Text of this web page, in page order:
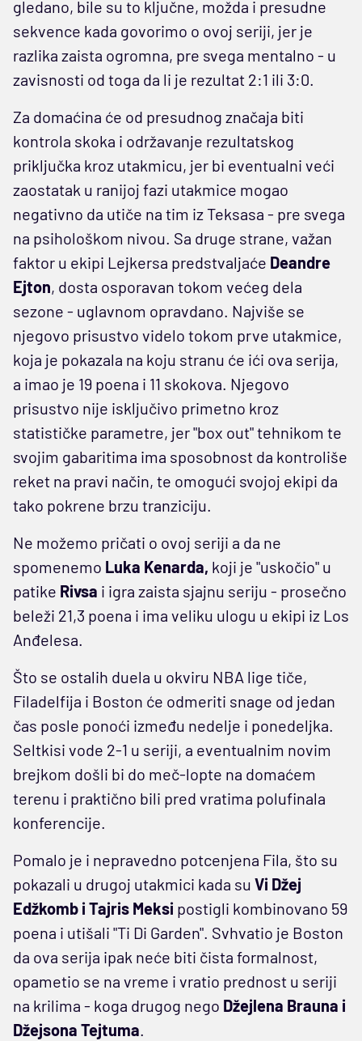
gledano, bile su to ključne, možda i presudne
sekvence kada govorimo o ovoj seriji, jer je
razlika zaista ogromna, pre svega mentalno - u
zavisnosti od toga da li je rezultat 2:1 ili 3:0.
Za domaćina će od presudnog značaja biti
kontrola skoka i održavanje rezultatskog
priključka kroz utakmicu, jer bi eventualni veći
zaostatak u ranijoj fazi utakmice mogao
negativno da utiče na tim iz Teksasa - pre svega
na psihološkom nivou. Sa druge strane, važan
faktor u ekipi Lejkersa predstvaljaće Deandre
Ejton, dosta osporavan tokom većeg dela
sezone - uglavnom opravdano. Najviše se
njegovo prisustvo videlo tokom prve utakmice,
koja je pokazala na koju stranu će ići ova serija,
a imao je 19 poena i 11 skokova. Njegovo
prisustvo nije isključivo primetno kroz
statističke parametre, jer "box out" tehnikom te
svojim gabaritima ima sposobnost da kontroliše
reket na pravi način, te omogući svojoj ekipi da
tako pokrene brzu tranziciju.
Ne možemo pričati o ovoj seriji a da ne
spomenemo Luka Kenarda, koji je "uskočio" u
patike Rivsa i igra zaista sjajnu seriju - prosečno
beleži 21,3 poena i ima veliku ulogu u ekipi iz Los
Anđelesa.
Što se ostalih duela u okviru NBA lige tiče,
Filadelfija i Boston će odmeriti snage od jedan
čas posle ponoći između nedelje i ponedeljka.
Seltkisi vode 2-1 u seriji, a eventualnim novim
brejkom došli bi do meč-lopte na domaćem
terenu i praktično bili pred vratima polufinala
konferencije.
Pomalo je i nepravedno potcenjena Fila, što su
pokazali u drugoj utakmici kada su Vi Džej
Edžkomb i Tajris Meksi postigli kombinovano 59
poena i utišali "Ti Di Garden". Svhvatio je Boston
da ova serija ipak neće biti čista formalnost,
opametio se na vreme i vratio prednost u seriji
na krilima - koga drugog nego Džejlena Brauna i
Džejsona Tejtuma.